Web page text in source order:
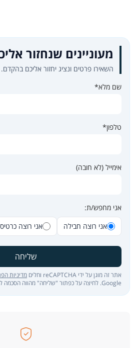
מעוניינים שנחזור
השאירו פרטים ונציג יחזור אליכם בהקדם.
שם מלא*
טלפון*
אימייל (לא חובה)
אני מחפש/ת:
אני רוצה חבילה
אני רוצה כרטיס
שליחה
אתר זה מוגן על ידי reCAPTCHA וחלים מדיניות
Google. לחיצה על כפתור "שליחה" מהווה הסכמה ל